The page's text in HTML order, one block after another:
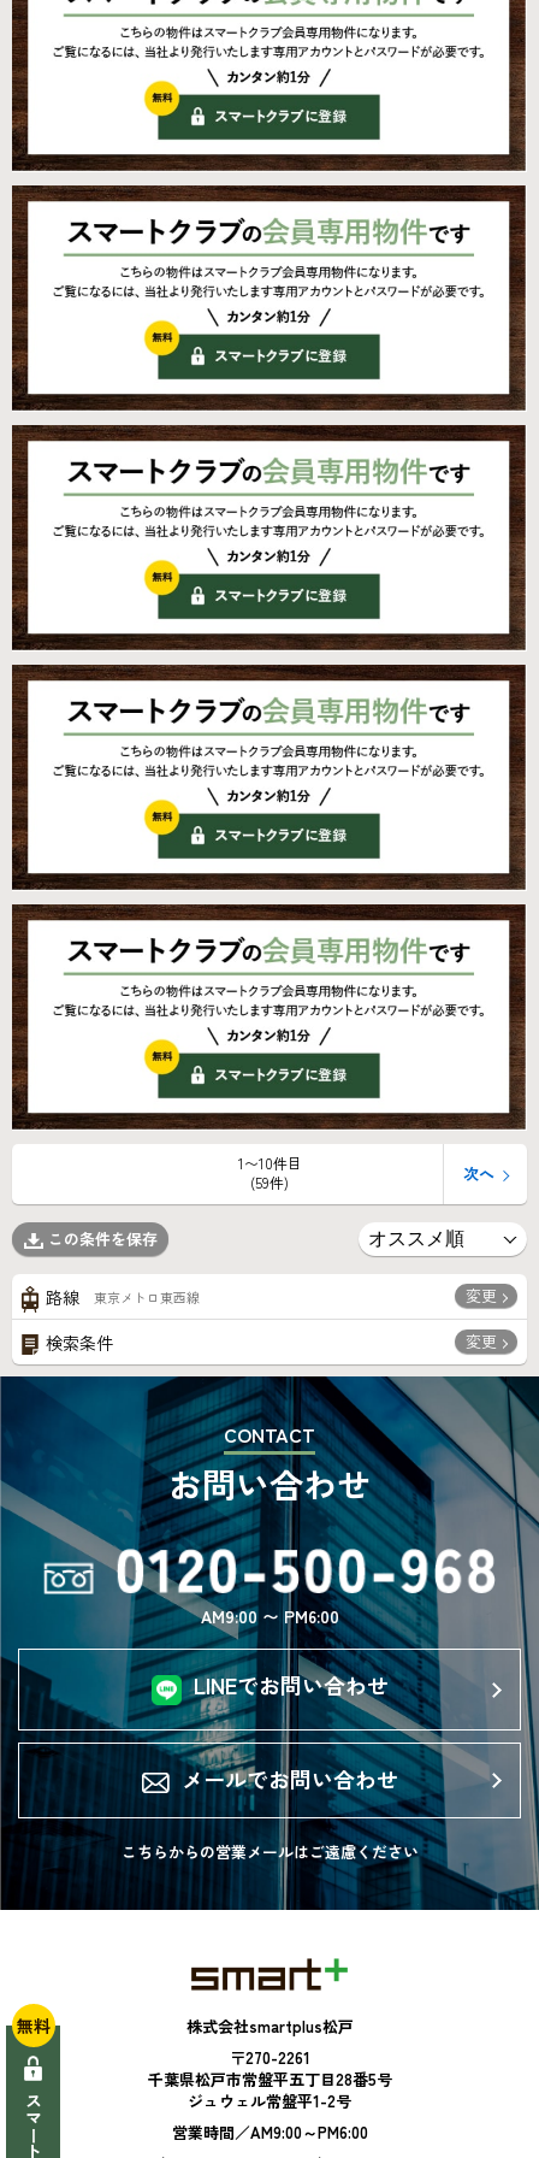
1〜10件目
(59件)
次へ
この条件を保存
路線 東京メトロ東西線 変更
検索条件 変更
CONTACT
お問い合わせ
AM9:00 〜 PM6:00
LINEでお問い合わせ
メールでお問い合わせ
こちらからの営業メールはご遠慮ください
株式会社smartplus松戸
〒270-2261
千葉県松戸市常盤平五丁目28番5号
ジュウェル常盤平1-2号
営業時間／AM9:00～PM6:00
無料